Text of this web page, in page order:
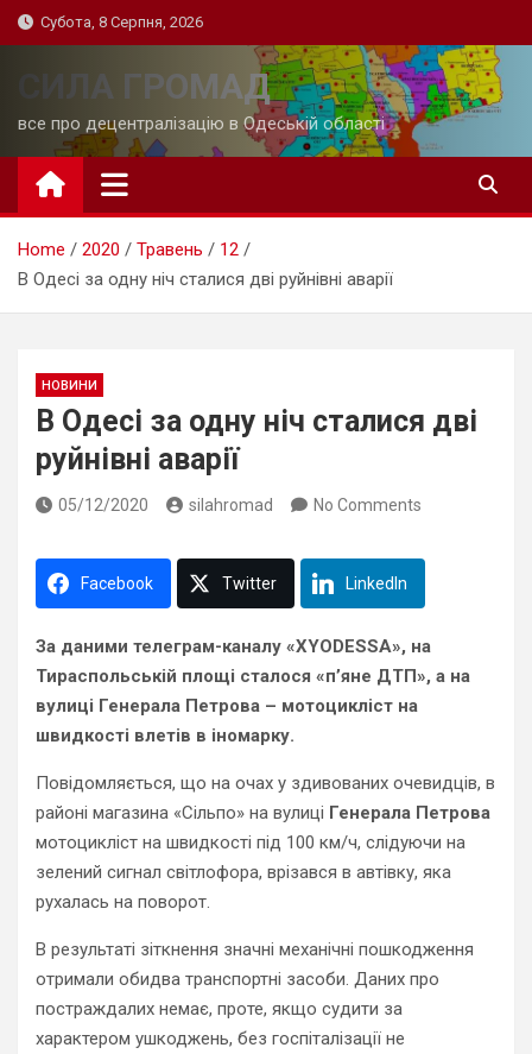
Skip
to
Субота, 8 Серпня, 2026
СИЛА ГРОМАД
все про децентралізацію в Одеській області
Home 2020 Травень
12
В Одесі за одну ніч сталися дві руйнівні аварії
НОВИНИ
В Одесі за одну ніч сталися дві
руйнівні аварії
05/12/2020 silahromad No Comments
Facebook Twitter LinkedIn
За даними телеграм-каналу «XYODESSA», на
Тираспольській площі сталося «п’яне ДТП», а на
вулиці Генерала Петрова – мотоцикліст на
швидкості влетів в іномарку.
Повідомляється, що на очах у здивованих очевидців, в
районі магазина «Сільпо» на вулиці Генерала Петрова
мотоцикліст на швидкості під 100 км/ч, слідуючи на
зелений сигнал світлофора, врізався в автівку, яка
рухалась на поворот.
В результаті зіткнення значні механічні пошкодження
отримали обидва транспортні засоби. Даних про
постраждалих немає, проте, якщо судити за
характером ушкоджень, без госпіталізації не